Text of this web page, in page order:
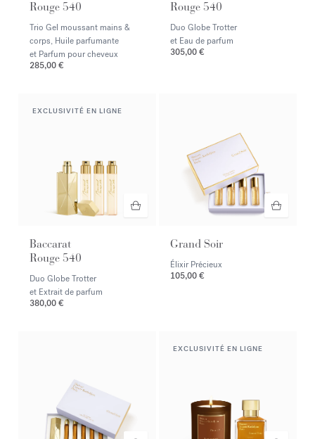
Rouge 540
Trio Gel moussant mains &
corps, Huile parfumante
et Parfum pour cheveux
285,00 €
Rouge 540
Duo Globe Trotter
et Eau de parfum
305,00 €
EXCLUSIVITÉ EN LIGNE
Baccarat
Rouge 540
Duo Globe Trotter
et Extrait de parfum
380,00 €
Grand Soir
Élixir Précieux
105,00 €
EXCLUSIVITÉ EN LIGNE